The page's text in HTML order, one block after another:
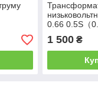
0.66 0.5S（
1 500₴